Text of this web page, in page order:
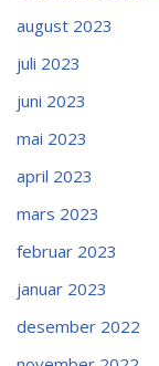
august 2023
juli 2023
juni 2023
mai 2023
april 2023
mars 2023
februar 2023
januar 2023
desember 2022